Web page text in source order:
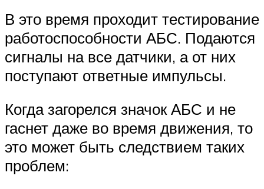
В это время проходит тестирование
работоспособности АБС. Подаются
сигналы на все датчики, а от них
поступают ответные импульсы.
Когда загорелся значок АБС и не
гаснет даже во время движения, то
это может быть следствием таких
проблем: